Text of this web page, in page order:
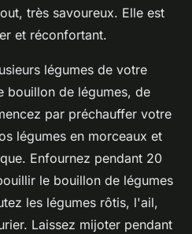
très savoureux. Elle est
et réconfortant.
légumes de votre
de légumes, de
par préchauffer votre
légumes en morceaux et
Enfournez pendant 20
le bouillon de légumes
les légumes rôtis, l'ail,
Laissez mijoter pendant